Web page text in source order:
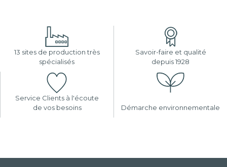
13 sites de production très
spécialisés
Savoir-faire et qualité
depuis 1928
Service Clients à l'écoute
de vos besoins
Démarche environnementale